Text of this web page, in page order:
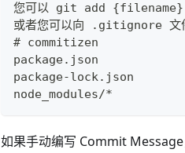
您可以 git add {filename} 选
或者您可以向 .gitignore 文件
# commitizen
package.json
package-lock.json
node_modules/*
如果手动编写 Commit